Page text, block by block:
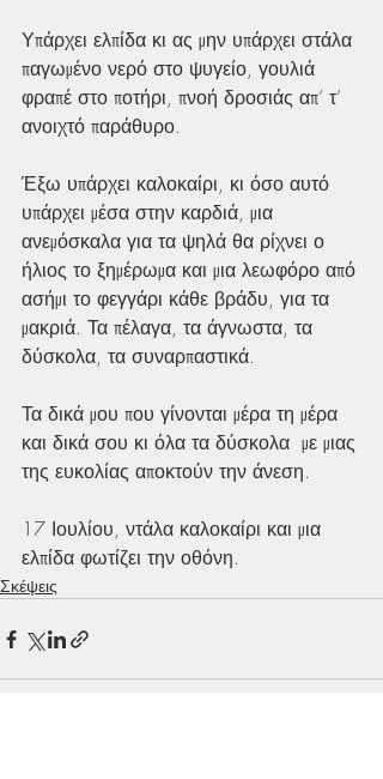
Υπάρχει ελπίδα κι ας μην υπάρχει στάλα
παγωμένο νερό στο ψυγείο, γουλιά
φραπέ στο ποτήρι, πνοή δροσιάς απ’ τ’
ανοιχτό παράθυρο.
Έξω υπάρχει καλοκαίρι, κι όσο αυτό
υπάρχει μέσα στην καρδιά, μια
ανεμόσκαλα για τα ψηλά θα ρίχνει ο
ήλιος το ξημέρωμα και μια λεωφόρο από
ασήμι το φεγγάρι κάθε βράδυ, για τα
μακριά. Τα πέλαγα, τα άγνωστα, τα
δύσκολα, τα συναρπαστικά.
Τα δικά μου που γίνονται μέρα τη μέρα
και δικά σου κι όλα τα δύσκολα  με μιας
της ευκολίας αποκτούν την άνεση.
17 Ιουλίου, ντάλα καλοκαίρι και μια
ελπίδα φωτίζει την οθόνη.
Σκέψεις